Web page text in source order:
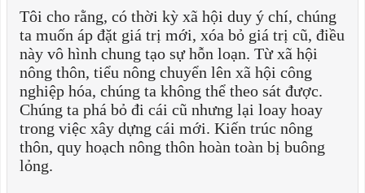
Tôi cho rằng, có thời kỳ xã hội duy ý chí, chúng
ta muốn áp đặt giá trị mới, xóa bỏ giá trị cũ, điều
này vô hình chung tạo sự hỗn loạn. Từ xã hội
nông thôn, tiểu nông chuyển lên xã hội công
nghiệp hóa, chúng ta không thể theo sát được.
Chúng ta phá bỏ đi cái cũ nhưng lại loay hoay
trong việc xây dựng cái mới. Kiến trúc nông
thôn, quy hoạch nông thôn hoàn toàn bị buông
lỏng.